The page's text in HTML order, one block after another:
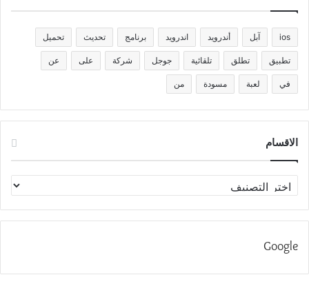
ios آبل أندرويد اندرويد برنامج تحديث تحميل
تطبيق تطلق تلقائية جوجل شركة على عن
في لعبة مسودة من
الاقسام
الاقسام
Google